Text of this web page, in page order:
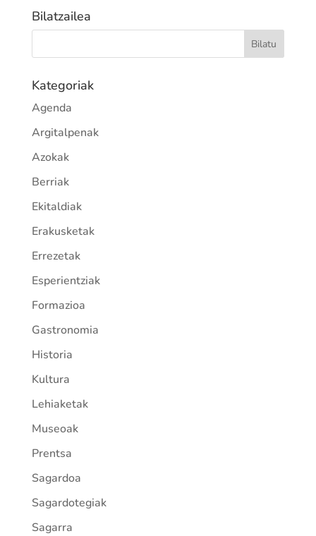
Bilatzailea
Kategoriak
Agenda
Argitalpenak
Azokak
Berriak
Ekitaldiak
Erakusketak
Errezetak
Esperientziak
Formazioa
Gastronomia
Historia
Kultura
Lehiaketak
Museoak
Prentsa
Sagardoa
Sagardotegiak
Sagarra